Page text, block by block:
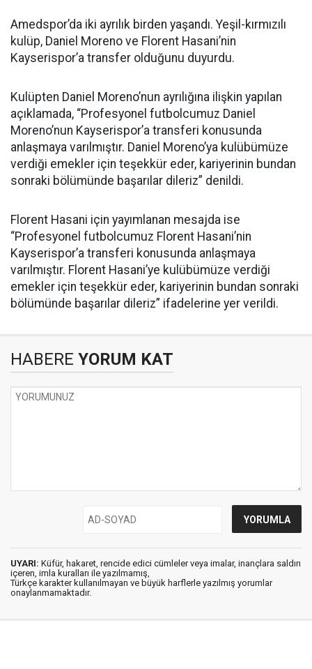
Amedspor’da iki ayrılık birden yaşandı. Yeşil-kırmızılı
kulüp, Daniel Moreno ve Florent Hasani’nin
Kayserispor’a transfer olduğunu duyurdu.
Kulüpten Daniel Moreno’nun ayrılığına ilişkin yapılan
açıklamada, “Profesyonel futbolcumuz Daniel
Moreno’nun Kayserispor’a transferi konusunda
anlaşmaya varılmıştır. Daniel Moreno’ya kulübümüze
verdiği emekler için teşekkür eder, kariyerinin bundan
sonraki bölümünde başarılar dileriz” denildi.
Florent Hasani için yayımlanan mesajda ise
“Profesyonel futbolcumuz Florent Hasani’nin
Kayserispor’a transferi konusunda anlaşmaya
varılmıştır. Florent Hasani’ye kulübümüze verdiği
emekler için teşekkür eder, kariyerinin bundan sonraki
bölümünde başarılar dileriz” ifadelerine yer verildi.
HABERE YORUM KAT
UYARI: Küfür, hakaret, rencide edici cümleler veya imalar, inançlara saldırı
içeren, imla kuralları ile yazılmamış,
Türkçe karakter kullanılmayan ve büyük harflerle yazılmış yorumlar
onaylanmamaktadır.